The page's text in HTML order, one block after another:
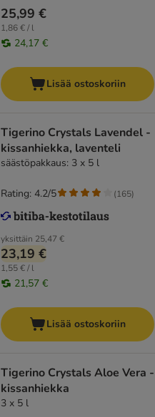
25,99 €
1,86 € / l
24,17 €
Lisää ostoskoriin
Tigerino Crystals Lavendel -
kissanhiekka, laventeli
säästöpakkaus: 3 x 5 l
yksittäin 25,47 €
23,19 €
1,55 € / l
21,57 €
Rating: 4.2/5 (165)
Lisää ostoskoriin
Tigerino Crystals Aloe Vera -
kissanhiekka
3 x 5 l